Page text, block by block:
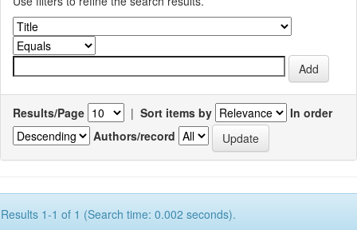
Results/Page | Sort items by
In order
Authors/record
Results 1-1 of 1 (Search time: 0.002 seconds).